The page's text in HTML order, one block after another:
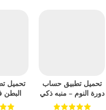
تحميل تطبيق حساب
دورة النوم – منبه ذكي
مهكر للاندرويد 2024
تحميل
مهكر